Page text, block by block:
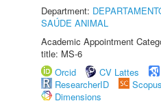
Department:
SAÚDE ANIMAL
Academic Appointment
title: MS-6
Orcid
CV Lattes
ResearcherID
Scopus
Dimensions